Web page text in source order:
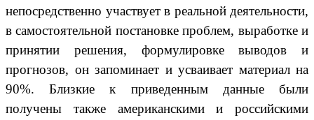
непосредственно участвует в реальной деятельности,
в самостоятельной постановке проблем, выработке и
принятии решения, формулировке выводов и
прогнозов, он запоминает и усваивает материал на
90%. Близкие к приведенным данные были
получены также американскими и российскими